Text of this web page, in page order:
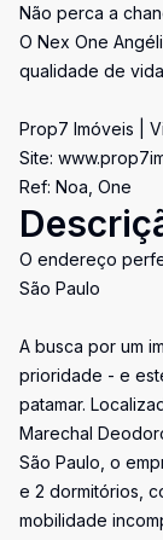
Não perca a
O Nex One
qualidade de
Prop7 Imóveis |
Site:
Ref: Noa, One
O endereço
São Paulo
A busca por um
prioridade - e
patamar.
Marechal
São Paulo, o
e 2 dormitórios,
mobilidade